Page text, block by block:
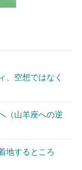
、空想ではなく
（山羊座への逆
地するところ